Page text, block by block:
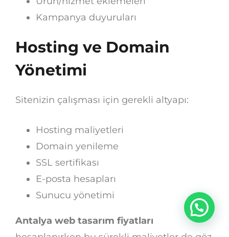
Kampanya duyuruları
Hosting ve Domain
Yönetimi
Sitenizin çalışması için gerekli altyapı:
Hosting maliyetleri
Domain yenileme
SSL sertifikası
E-posta hesapları
Sunucu yönetimi
Antalya web tasarım fiyatları